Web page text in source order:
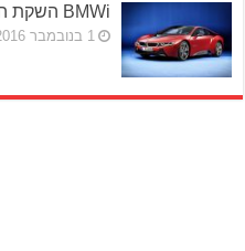
BMWi השקת הכוח של המחר
1 בנובמבר 2016